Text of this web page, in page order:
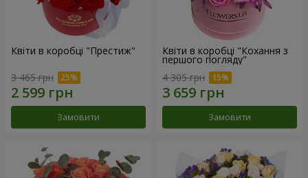
Квіти в коробці "Престиж"
3 465 грн
Замовити
Квіти в коробці "Кохання з
першого погляду"
4 305 грн
Замовити